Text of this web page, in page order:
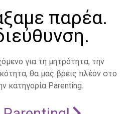
παρέα.
για τη μητρότητα, την
θα μας βρεις πλέον στο
κατηγορία Parenting.